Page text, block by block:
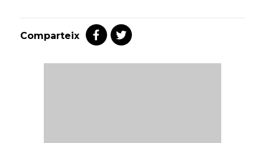
Comparteix